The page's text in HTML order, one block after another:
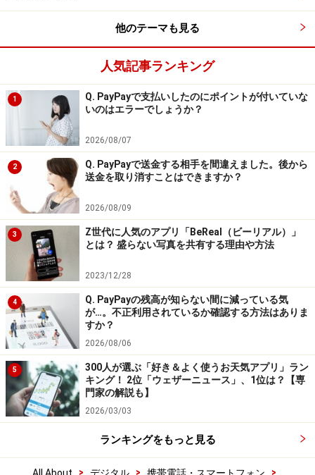
他のテーマも見る
人気記事ランキング
1
Q. PayPayで支払いしたのにポイントが付いていな
いのはエラーでしょうか？
2026/08/07
2
Q. PayPayで送金する相手を間違えました。後から
送金を取り消すことはできますか？
2026/08/09
3
Z世代に人気のアプリ「BeReal（ビーリアル）」
とは？ 盛らない写真を共有する理由や方法
2023/12/28
4
Q. PayPayの残高が知らない間に減っている気
が…。不正利用されているか確認する方法はありま
すか？
2026/08/06
5
300人が選ぶ「好き＆よく使うお天気アプリ」ラン
キング！ 2位「ウェザーニュース」、1位は？【専
門家の解説も】
2026/03/03
ランキングをもっと見る
> > >